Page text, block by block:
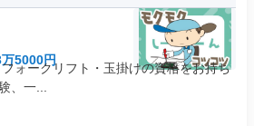
5000円
ォークリフト・玉掛けの資格をお持ち
、一...